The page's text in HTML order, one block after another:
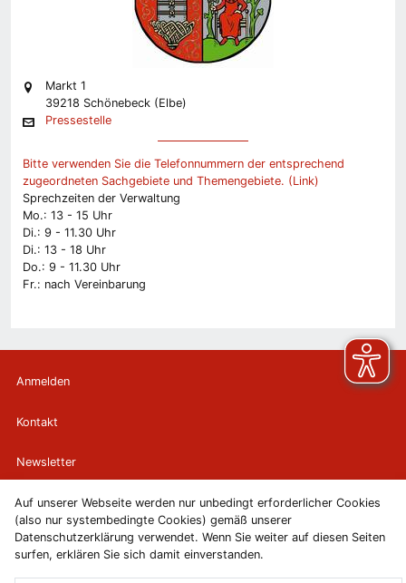
Auf unserer Webseite werden nur unbedingt erforderlicher Cookies
(also nur systembedingte Cookies) gemäß unserer
Datenschutzerklärung verwendet. Wenn Sie weiter auf diesen Seiten
surfen, erklären Sie sich damit einverstanden.
Markt 1
39218 Schönebeck (Elbe)
Pressestelle
Bitte verwenden Sie die Telefonnummern der entsprechend
zugeordneten Sachgebiete und Themengebiete. (Link)
Sprechzeiten der Verwaltung
Mo.: 13 - 15 Uhr
Di.: 9 - 11.30 Uhr
Di.: 13 - 18 Uhr
Do.: 9 - 11.30 Uhr
Fr.: nach Vereinbarung
Anmelden
Kontakt
Newsletter
Newsletterabmeldung
Impressum